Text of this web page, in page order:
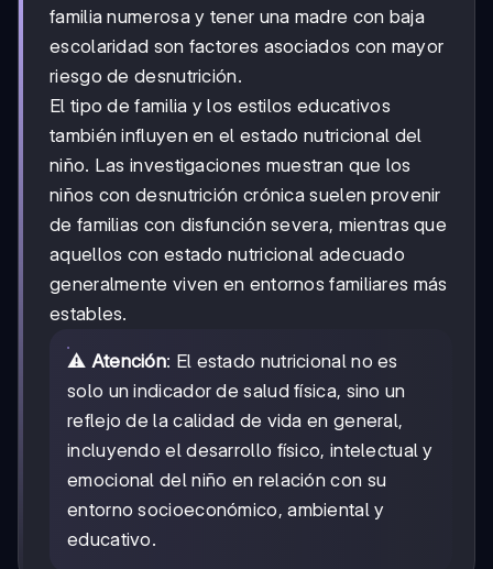
familia numerosa y tener una madre con baja
escolaridad son factores asociados con mayor
riesgo de desnutrición.
El tipo de familia y los estilos educativos
también influyen en el estado nutricional del
niño. Las investigaciones muestran que los
niños con desnutrición crónica suelen provenir
de familias con disfunción severa, mientras que
aquellos con estado nutricional adecuado
generalmente viven en entornos familiares más
estables.
⚠️ Atención: El estado nutricional no es
solo un indicador de salud física, sino un
reflejo de la calidad de vida en general,
incluyendo el desarrollo físico, intelectual y
emocional del niño en relación con su
entorno socioeconómico, ambiental y
educativo.